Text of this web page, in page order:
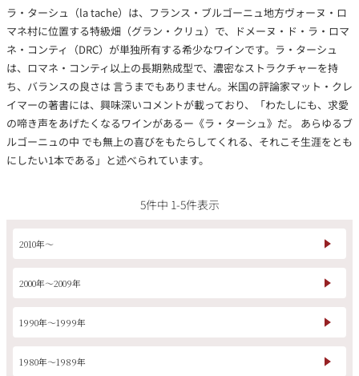
ラフィット ペトリュス
ローヌ その他
アメリカ カリフォルニア
その他
スパークリング ロゼワイン
ワインセット
〜9,999円
10,000円〜39,999円
40,000円〜79,999円
80,000円〜99,999円
100,000円〜199,999円
200,000円〜499,999円
500,000円〜
お得な情報を受け取る
メルマガ LINE
お問い合わせ
ラ・ターシュ（la tache）は、フランス・ブルゴーニュ地方ヴォーヌ・ロ
マネ村に位置する特級畑（グラン・クリュ）で、ドメーヌ・ド・ラ・ロマ
ネ・コンティ（DRC）が単独所有する希少なワインです。ラ・ターシュ
は、ロマネ・コンティ以上の長期熟成型で、濃密なストラクチャーを持
ち、バランスの良さは 言うまでもありません。米国の評論家マット・クレ
イマーの著書には、興味深いコメントが載っており、「わたしにも、求愛
の啼き声をあげたくなるワインがあるー《ラ・ターシュ》だ。 あらゆるブ
ルゴーニュの中 でも無上の喜びをもたらしてくれる、それこそ生涯をとも
にしたい1本である」と述べられています。
5件中 1-5件表示
2010年～
2000年～2009年
1990年～1999年
1980年～1989年